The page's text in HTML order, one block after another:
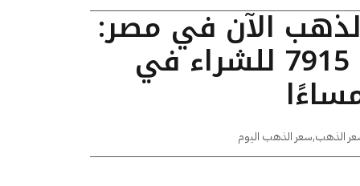
الآن في مصر:
عيار 24 يسجل 7915 للشراء في
الذهب,سعر الذهب اليوم